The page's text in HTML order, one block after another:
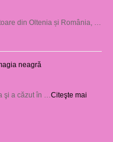
din Oltenia și România, …
neagră
şi a căzut în …Citeşte mai